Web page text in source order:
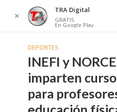
DEPORTES
INEFI y
imparten
para
✕
TRA Digital
GRATIS
En Google Play